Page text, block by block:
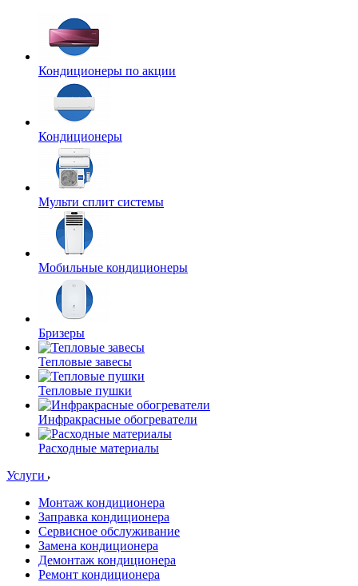
Кондиционеры по акции
Кондиционеры
Мульти сплит системы
Мобильные кондиционеры
Бризеры
Тепловые завесы
Тепловые пушки
Инфракрасные обогреватели
Расходные материалы
Услуги
Монтаж кондиционера
Заправка кондиционера
Сервисное обслуживание
Замена кондиционера
Демонтаж кондиционера
Ремонт кондиционера